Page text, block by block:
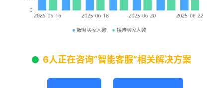
6人正在咨询“智能客服”相关解决方案